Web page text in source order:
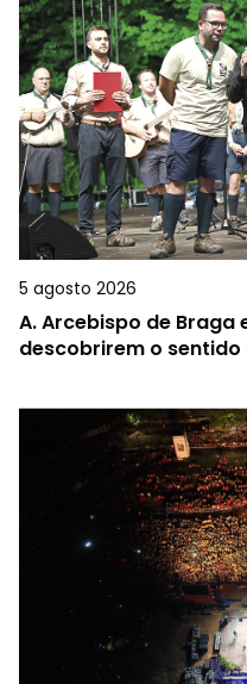
5 agosto 2026
A.Arcebispo de Braga
descobrirem o sentido